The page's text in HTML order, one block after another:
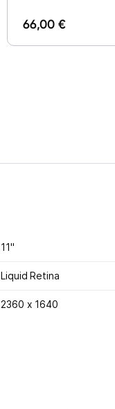
66,00 €
11"
Liquid Retina
2360 x 1640